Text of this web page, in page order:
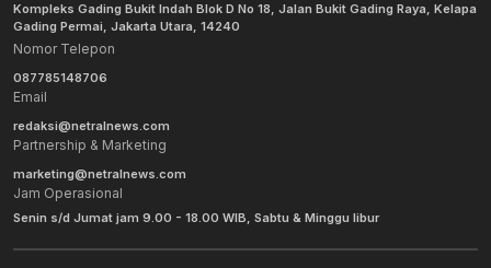
Kompleks Gading Bukit Indah Blok D No 18, Jalan Bukit Gading Raya, Kelapa
Gading Permai, Jakarta Utara, 14240
Nomor Telepon
087785148706
Email
redaksi@netralnews.com
Partnership & Marketing
marketing@netralnews.com
Jam Operasional
Senin s/d Jumat jam 9.00 - 18.00 WIB, Sabtu & Minggu libur